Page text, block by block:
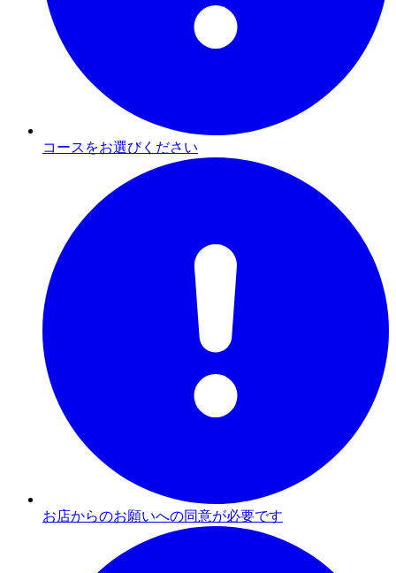
コースをお選びください
お店からのお願いへの同意が必要です